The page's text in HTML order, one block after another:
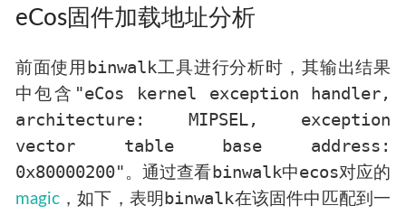
eCos固件加载地址分析
前面使用 binwalk工具进行分析时，其输出结果
中包含 "eCos kernel exception handler,
architecture: MIPSEL, exception
vector table base address:
0x80000200" 。通过查看binwalk中ecos对应的
magic，如下，表明 binwalk在该固件中匹配到一